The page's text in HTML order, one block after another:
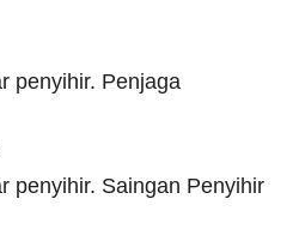
penyihir. Penjaga
penyihir. Saingan Penyihir